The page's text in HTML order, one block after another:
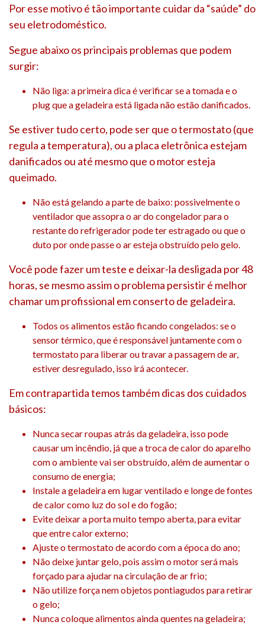
Por esse motivo é tão importante cuidar da “saúde” do
seu eletrodoméstico.
Segue abaixo os principais problemas que podem
surgir:
Não liga: a primeira dica é verificar se a tomada e o
plug que a geladeira está ligada não estão danificados.
Se estiver tudo certo, pode ser que o termostato (que
regula a temperatura), ou a placa eletrônica estejam
danificados ou até mesmo que o motor esteja
queimado.
Não está gelando a parte de baixo: possivelmente o
ventilador que assopra o ar do congelador para o
restante do refrigerador pode ter estragado ou que o
duto por onde passe o ar esteja obstruído pelo gelo.
Você pode fazer um teste e deixar-la desligada por 48
horas, se mesmo assim o problema persistir é melhor
chamar um profissional em conserto de geladeira.
Todos os alimentos estão ficando congelados: se o
sensor térmico, que é responsável juntamente com o
termostato para liberar ou travar a passagem de ar,
estiver desregulado, isso irá acontecer.
Em contrapartida temos também dicas dos cuidados
básicos:
Nunca secar roupas atrás da geladeira, isso pode
causar um incêndio, já que a troca de calor do aparelho
com o ambiente vai ser obstruído, além de aumentar o
consumo de energia;
Instale a geladeira em lugar ventilado e longe de fontes
de calor como luz do sol e do fogão;
Evite deixar a porta muito tempo aberta, para evitar
que entre calor externo;
Ajuste o termostato de acordo com a época do ano;
Não deixe juntar gelo, pois assim o motor será mais
forçado para ajudar na circulação de ar frio;
Não utilize força nem objetos pontiagudos para retirar
o gelo;
Nunca coloque alimentos ainda quentes na geladeira;